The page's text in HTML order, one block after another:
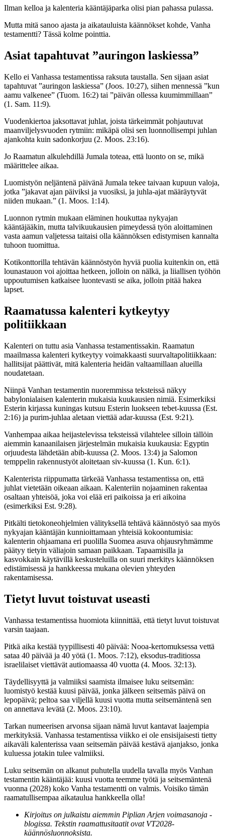
Ilman kelloa ja kalenteria kääntäjäparka olisi pian pahassa pulassa.
Mutta mitä sanoo ajasta ja aikatauluista käännökset kohde, Vanha
testamentti? Tässä kolme pointtia.
Asiat tapahtuvat ”auringon laskiessa”
Kello ei Vanhassa testamentissa raksuta taustalla. Sen sijaan asiat
tapahtuvat ”auringon laskiessa” (Joos. 10:27), siihen mennessä ”kun
aamu valkenee” (Tuom. 16:2) tai ”päivän ollessa kuumimmillaan”
(1. Sam. 11:9).
Vuodenkiertoa jaksottavat juhlat, joista tärkeimmät pohjautuvat
maanviljelysvuoden rytmiin: mikäpä olisi sen luonnollisempi juhlan
ajankohta kuin sadonkorjuu (2. Moos. 23:16).
Jo Raamatun alkulehdillä Jumala toteaa, että luonto on se, mikä
määrittelee aikaa.
Luomistyön neljäntenä päivänä Jumala tekee taivaan kupuun valoja,
jotka ”jakavat ajan päiviksi ja vuosiksi, ja juhla-ajat määräytyvät
niiden mukaan.” (1. Moos. 1:14).
Luonnon rytmin mukaan eläminen houkuttaa nykyajan
kääntäjääkin, mutta talvikuukausien pimeydessä työn aloittaminen
vasta aamun valjetessa taitaisi olla käännöksen edistymisen kannalta
tuhoon tuomittua.
Kotikonttorilla tehtävän käännöstyön hyviä puolia kuitenkin on, että
lounastauon voi ajoittaa hetkeen, jolloin on nälkä, ja liiallisen työhön
uppoutumisen katkaisee luontevasti se aika, jolloin pitää hakea
lapset.
Raamatussa kalenteri kytkeytyy
politiikkaan
Kalenteri on tuttu asia Vanhassa testamentissakin. Raamatun
maailmassa kalenteri kytkeytyy voimakkaasti suurvaltapolitiikkaan:
hallitsijat päättivät, mitä kalenteria heidän valtaamillaan alueilla
noudatetaan.
Niinpä Vanhan testamentin nuoremmissa teksteissä näkyy
babylonialaisen kalenterin mukaisia kuukausien nimiä. Esimerkiksi
Esterin kirjassa kuningas kutsuu Esterin luokseen tebet-kuussa (Est.
2:16) ja purim-juhlaa aletaan viettää adar-kuussa (Est. 9:21).
Vanhempaa aikaa heijastelevissa teksteissä vilahtelee silloin tällöin
aiemmin kanaanilaisen järjestelmän mukaisia kuukausia: Egyptin
orjuudesta lähdetään abib-kuussa (2. Moos. 13:4) ja Salomon
temppelin rakennustyöt aloitetaan siv-kuussa (1. Kun. 6:1).
Kalenterista riippumatta tärkeää Vanhassa testamentissa on, että
juhlat vietetään oikeaan aikaan. Kalenteriin nojaaminen rakentaa
osaltaan yhteisöä, joka voi elää eri paikoissa ja eri aikoina
(esimerkiksi Est. 9:28).
Pitkälti tietokoneohjelmien välityksellä tehtävä käännöstyö saa myös
nykyajan kääntäjän kunnioittamaan yhteisiä kokoontumisia:
kalenterin ohjaamana eri puolilla Suomea asuva ohjausryhmämme
päätyy tietyin väliajoin samaan paikkaan. Tapaamisilla ja
kasvokkain käytävillä keskusteluilla on suuri merkitys käännöksen
edistämisessä ja hankkeessa mukana olevien yhteyden
rakentamisessa.
Tietyt luvut toistuvat useasti
Vanhassa testamentissa huomiota kiinnittää, että tietyt luvut toistuvat
varsin taajaan.
Pitkä aika kestää tyypillisesti 40 päivää: Nooa-kertomuksessa vettä
sataa 40 päivää ja 40 yötä (1. Moos. 7:12), eksodus-traditiossa
israelilaiset viettävät autiomaassa 40 vuotta (4. Moos. 32:13).
Täydellisyyttä ja valmiiksi saamista ilmaisee luku seitsemän:
luomistyö kestää kuusi päivää, jonka jälkeen seitsemäs päivä on
lepopäivä; peltoa saa viljellä kuusi vuotta mutta seitsemäntenä sen
on annettava levätä (2. Moos. 23:10).
Tarkan numeerisen arvonsa sijaan nämä luvut kantavat laajempia
merkityksiä. Vanhassa testamentissa viikko ei ole ensisijaisesti tietty
aikaväli kalenterissa vaan seitsemän päivää kestävä ajanjakso, jonka
kuluessa jotakin tulee valmiiksi.
Luku seitsemän on alkanut puhutella uudella tavalla myös Vanhan
testamentin kääntäjää: kuusi vuotta teemme työtä ja seitsemäntenä
vuonna (2028) koko Vanha testamentti on valmis. Voisiko tämän
raamatullisempaa aikataulua hankkeella olla!
Kirjoitus on julkaistu aiemmin Piplian Arjen voimasanoja -
blogissa. Tekstin raamattusitaatit ovat VT2028-
käännösluonnoksista.